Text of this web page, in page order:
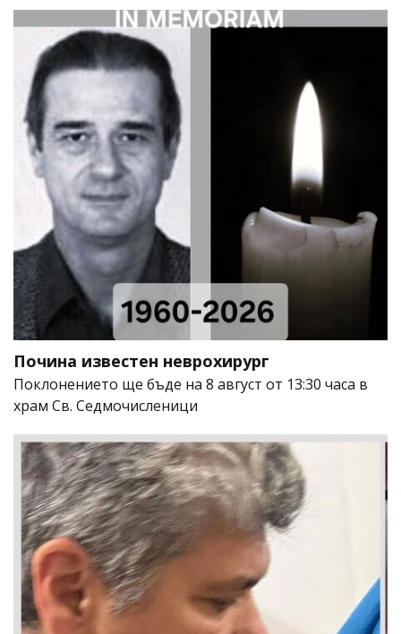
Почина известен неврохирург
Поклонението ще бъде на 8 август от 13:30 часа в
храм Св. Седмочисленици